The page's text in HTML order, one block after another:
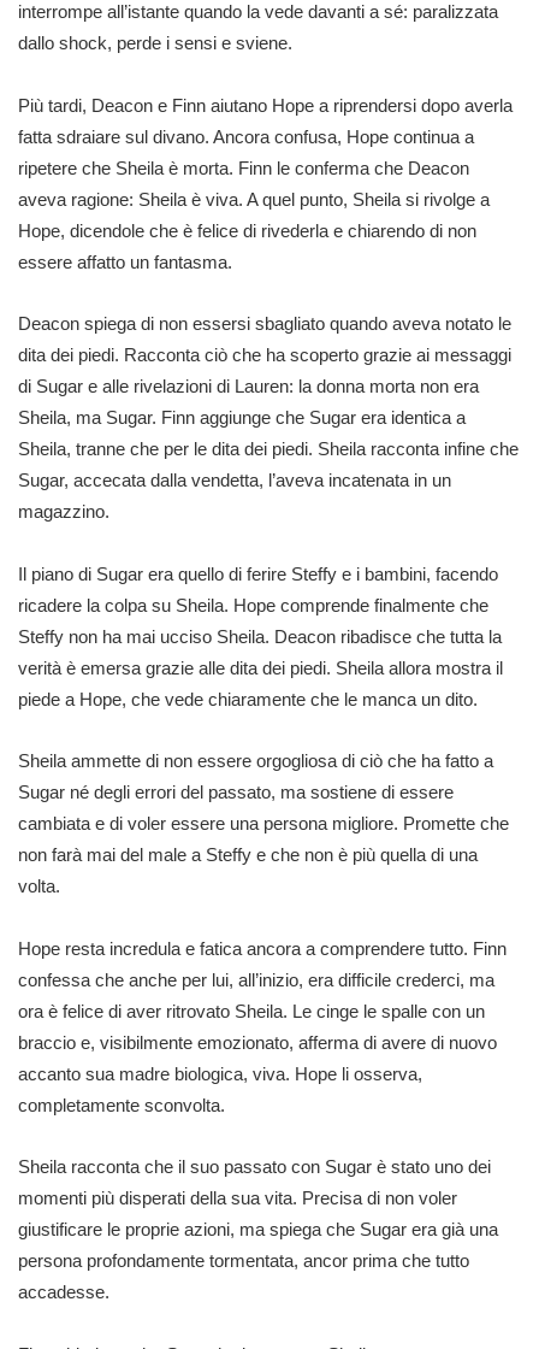
interrompe all’istante quando la vede davanti a sé: paralizzata
dallo shock, perde i sensi e sviene.
Più tardi, Deacon e Finn aiutano Hope a riprendersi dopo averla
fatta sdraiare sul divano. Ancora confusa, Hope continua a
ripetere che Sheila è morta. Finn le conferma che Deacon
aveva ragione: Sheila è viva. A quel punto, Sheila si rivolge a
Hope, dicendole che è felice di rivederla e chiarendo di non
essere affatto un fantasma.
Deacon spiega di non essersi sbagliato quando aveva notato le
dita dei piedi. Racconta ciò che ha scoperto grazie ai messaggi
di Sugar e alle rivelazioni di Lauren: la donna morta non era
Sheila, ma Sugar. Finn aggiunge che Sugar era identica a
Sheila, tranne che per le dita dei piedi. Sheila racconta infine che
Sugar, accecata dalla vendetta, l’aveva incatenata in un
magazzino.
Il piano di Sugar era quello di ferire Steffy e i bambini, facendo
ricadere la colpa su Sheila. Hope comprende finalmente che
Steffy non ha mai ucciso Sheila. Deacon ribadisce che tutta la
verità è emersa grazie alle dita dei piedi. Sheila allora mostra il
piede a Hope, che vede chiaramente che le manca un dito.
Sheila ammette di non essere orgogliosa di ciò che ha fatto a
Sugar né degli errori del passato, ma sostiene di essere
cambiata e di voler essere una persona migliore. Promette che
non farà mai del male a Steffy e che non è più quella di una
volta.
Hope resta incredula e fatica ancora a comprendere tutto. Finn
confessa che anche per lui, all’inizio, era difficile crederci, ma
ora è felice di aver ritrovato Sheila. Le cinge le spalle con un
braccio e, visibilmente emozionato, afferma di avere di nuovo
accanto sua madre biologica, viva. Hope li osserva,
completamente sconvolta.
Sheila racconta che il suo passato con Sugar è stato uno dei
momenti più disperati della sua vita. Precisa di non voler
giustificare le proprie azioni, ma spiega che Sugar era già una
persona profondamente tormentata, ancor prima che tutto
accadesse.